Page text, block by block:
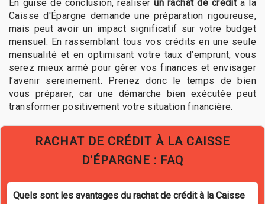
En guise de conclusion, réaliserun rachat de crédità la
Caisse d'Épargne demande une préparation rigoureuse,
mais peut avoir un impact significatif sur votre budget
mensuel. En rassemblant tous vos crédits en une seule
mensualité et en optimisant votre taux d’emprunt, vous
serez mieux armé pour gérer vos finances et envisager
l’avenir sereinement. Prenez donc le temps de bien
vous préparer, car une démarche bien exécutée peut
transformer positivement votre situation financière.
RACHAT DE CRÉDIT À LA CAISSE
D'ÉPARGNE : FAQ
Quels sont les avantages du rachat de crédit à la Caisse